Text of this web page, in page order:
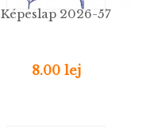
Képeslap 2026-57
8.00 lej